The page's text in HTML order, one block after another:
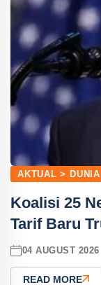
AKTUAL > DUNIA
Koalisi 25
Tarif Baru
04 AUGUST 2026
READ MORE